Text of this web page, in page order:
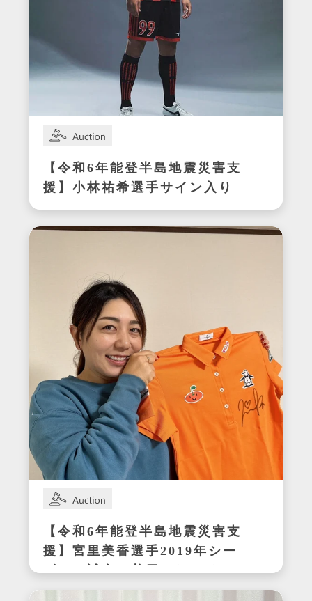
【令和6年能登半島地震災害支
援】小林祐希選手サイン入り
スパイク
【令和6年能登半島地震災害支
援】宮里美香選手2019年シー
ズンの試合で着用したサイン
入りウェア